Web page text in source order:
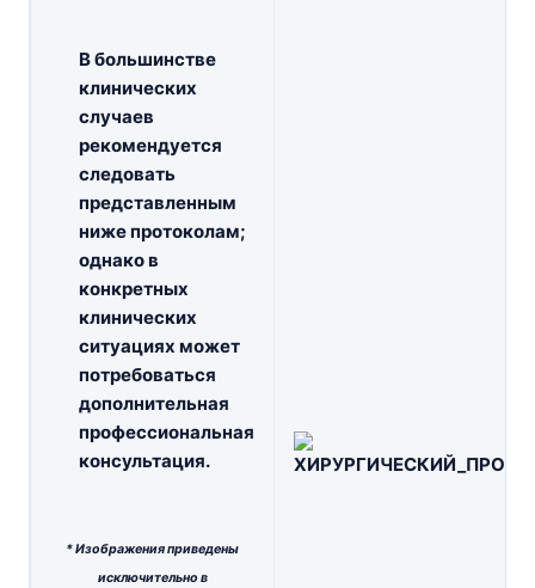
В большинстве
клинических
случаев
рекомендуется
следовать
представленным
ниже протоколам;
однако в
конкретных
клинических
ситуациях может
потребоваться
дополнительная
профессиональная
консультация.
* Изображения приведены
исключительно в